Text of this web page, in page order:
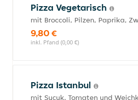
Pizza Vegetarisch
mit Broccoli, Pilzen, Paprika,
9,80 €
inkl. Pfand (0,00 €)
Pizza Istanbul
mit Sucuk, Tomaten und